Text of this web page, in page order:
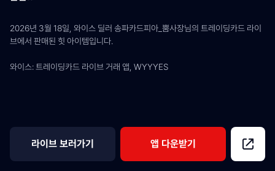
2026년 3월 18일, 와이스 딜러 송파카드피아_뿜사장님의 트레이딩카드 라이
브에서 판매된 힛 아이템입니다.
와이스: 트레이딩카드 라이브 거래 앱, WYYYES
라이브 보러가기 앱 다운받기